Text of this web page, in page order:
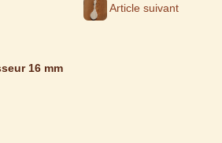
Article suivant
16 mm